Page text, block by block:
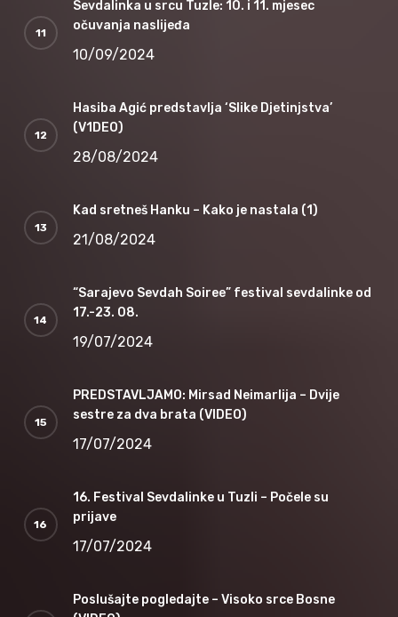
Sevdalinka u srcu Tuzle: 10. i 11. mjesec
očuvanja naslijeđa
10/09/2024
Hasiba Agić predstavlja ‘Slike Djetinjstva’
(V1DEO)
28/08/2024
Kad sretneš Hanku – Kako je nastala (1)
21/08/2024
“Sarajevo Sevdah Soiree” festival sevdalinke od
17.-23. 08.
19/07/2024
PREDSTAVLJAMO: Mirsad Neimarlija – Dvije
sestre za dva brata (VIDEO)
17/07/2024
16. Festival Sevdalinke u Tuzli – Počele su
prijave
17/07/2024
Poslušajte pogledajte – Visoko srce Bosne